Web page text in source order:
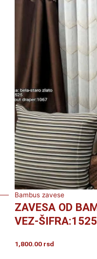
Bambus zavese
ZAVESA OD
VEZ-ŠIFRA:1525
1,800.00 rsd